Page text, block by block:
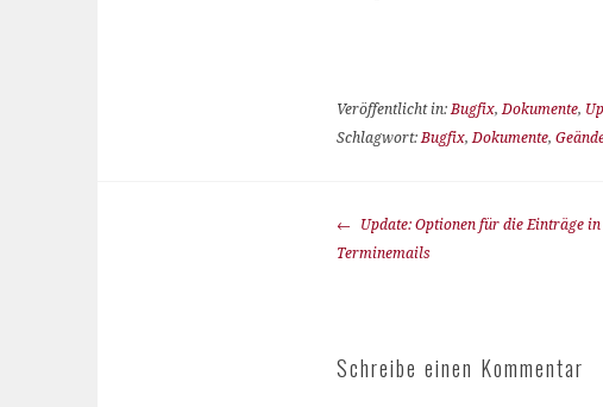
Veröffentlicht in:Bugfix,Dokumente,
Schlagwort:Bugfix,Dokumente,
Update: Optionen für die Einträge in
Terminemails
Schreibe einen Kommentar